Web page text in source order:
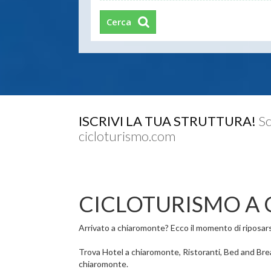
Cerca
ISCRIVI LA TUA STRUTTURA!
cicloturismo.com
CICLOTURISMO
Arrivato a chiaromonte? Ecco il momento di
Trova Hotel a chiaromonte, Ristoranti, Bed and
chiaromonte.